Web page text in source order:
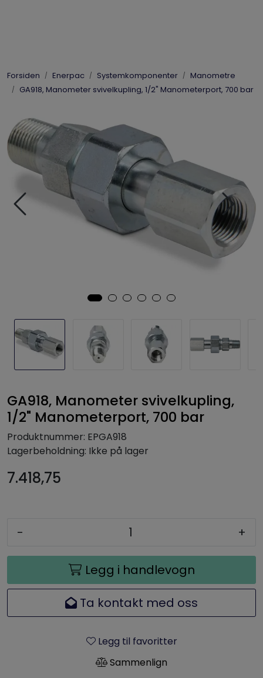
Forsiden Enerpac Systemkomponenter
Manometre
GA918, Manometer svivelkupling, 1/2" Manometerport, 700 bar
GA918, Manometer svivelkupling,
1/2" Manometerport, 700 bar
Produktnummer: EPGA918
Lagerbeholdning: Ikke på lager
7.418,75
- +
Legg i handlevogn
Ta kontakt med oss
Legg til favoritter
Sammenlign
Enerpac
Dynaset
Vinsjer